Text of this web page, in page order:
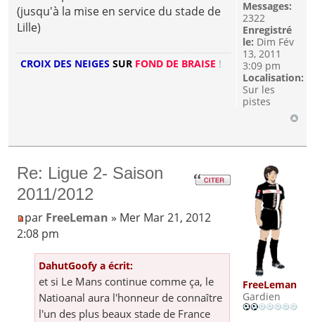
(jusqu'à la mise en service du stade de
Lille)
CROIX DES NEIGES SUR FOND DE BRAISE !
Messages:
2322
Enregistré
le: Dim Fév
13, 2011
3:09 pm
Localisation:
Sur les
pistes
Re: Ligue 2- Saison
2011/2012
par FreeLeman » Mer Mar 21, 2012
2:08 pm
DahutGoofy a écrit:
et si Le Mans continue comme ça, le
Natioanal aura l'honneur de connaître
l'un des plus beaux stade de France
FreeLeman
Gardien